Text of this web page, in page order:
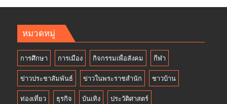
หมวดหมู่
การศึกษา การเมือง กิจกรรมเพื่อสังคม กีฬา
ข่าวประชาสัมพันธ์ ข่าวในพระราชสำนัก ชาวบ้าน
ท่องเที่ยว ธุรกิจ บันเทิง ประวัติศาสตร์